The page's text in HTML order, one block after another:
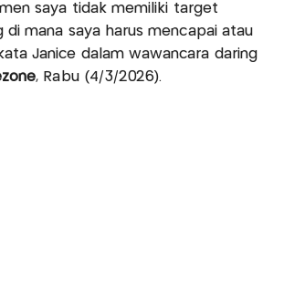
saya tidak memiliki target
di mana saya harus mencapai atau
Janice dalam wawancara daring
, Rabu (4/3/2026).